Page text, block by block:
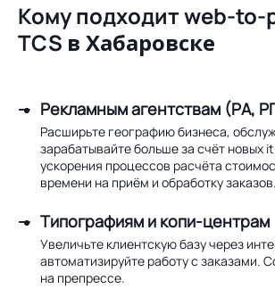
Кому подходит web-to-
TCS в Хабаровске
Рекламным агентствам (РА,
Расширьте географию бизнеса,
зарабатывайте больше за счёт новых
ускорения процессов расчёта
времени на приём и обработку заказов.
Типографиям и копи-центрам
Увеличьте клиентскую базу через
автоматизируйте работу с заказами.
на препрессе.